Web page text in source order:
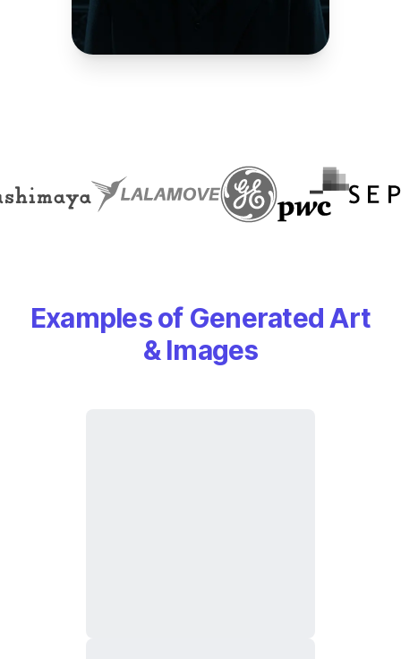
Examples of Generated Art
& Images